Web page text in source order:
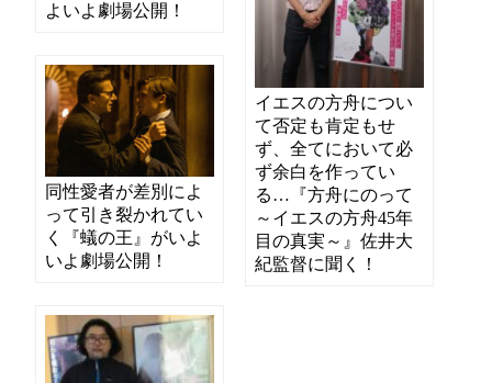
よいよ劇場公開！
イエスの方舟につい
て否定も肯定もせ
ず、全てにおいて必
ず余白を作ってい
る…『方舟にのって
～イエスの方舟45年
目の真実～』佐井大
紀監督に聞く！
同性愛者が差別によ
って引き裂かれてい
く『蟻の王』がいよ
いよ劇場公開！